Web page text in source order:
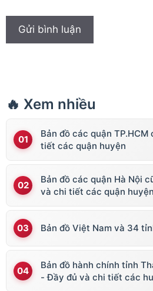
🔥 Xem nhiều
Bản đồ các quận
tiết các quận huyện
Bản đồ các quận Hà Nội
và chi tiết các quận huyện
Bản đồ Việt Nam và 34
Bản đồ hành chính tỉnh
- Đầy đủ và chi tiết các